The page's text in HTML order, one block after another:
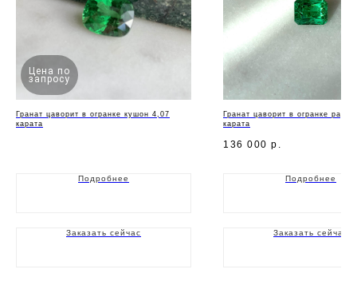
Цена по
запросу
Гранат цаворит в огранке кушон 4,07
карата
Подробнее
Заказать сейчас
Гранат цаворит в огранке
карата
136 000 р.
Подробнее
Заказать сейчас